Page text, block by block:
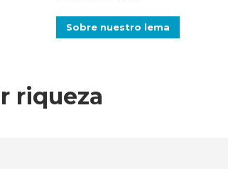
Sobre nuestro lema
riqueza